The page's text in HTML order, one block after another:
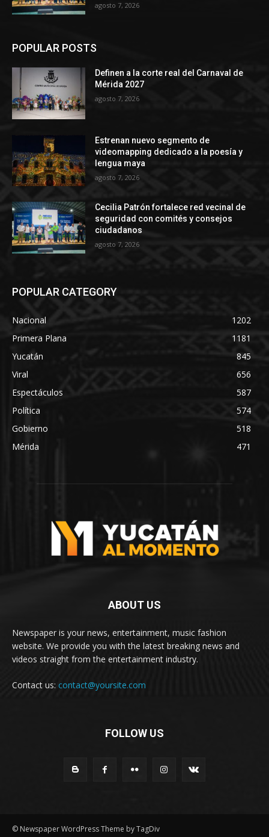
agosto 7, 2026
POPULAR POSTS
Definen a la corte real del Carnaval de
Mérida 2027
agosto 7, 2026
Estrenan nuevo segmento de
videomapping dedicado a la poesía y
lengua maya
agosto 7, 2026
Cecilia Patrón fortalece red vecinal de
seguridad con comités y consejos
ciudadanos
agosto 7, 2026
POPULAR CATEGORY
Nacional
1202
Primera Plana
1181
Yucatán
845
Viral
656
Espectáculos
587
Política
574
Gobierno
518
Mérida
471
ABOUT US
Newspaper is your news, entertainment, music fashion
website. We provide you with the latest breaking news and
videos straight from the entertainment industry.
Contact us: contact@yoursite.com
FOLLOW US
© Newspaper WordPress Theme by TagDiv